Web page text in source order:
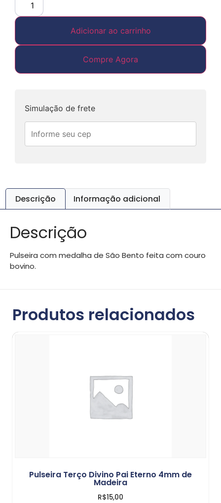
Adicionar ao carrinho
Compre Agora
Simulação de frete
Descrição Informação adicional
Descrição
Pulseira com medalha de São Bento feita com couro
bovino.
Produtos relacionados
Pulseira Terço Divino Pai Eterno 4mm de
Madeira
R$15,00